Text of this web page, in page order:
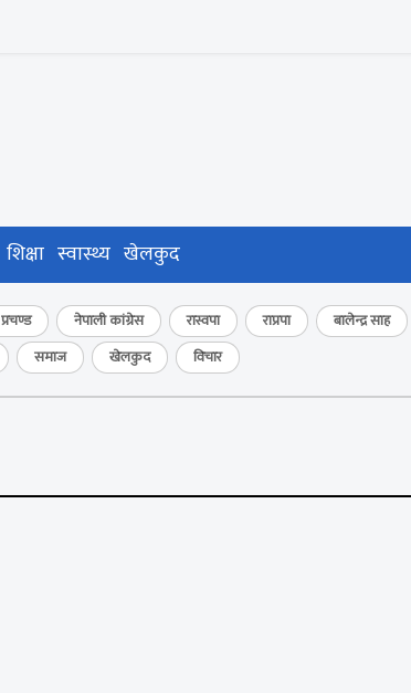
शिक्षा स्वास्थ्य खेलकुद
प्रचण्ड नेपाली कांग्रेस रास्वपा राप्रपा बालेन्द्र साह
समाज खेलकुद विचार